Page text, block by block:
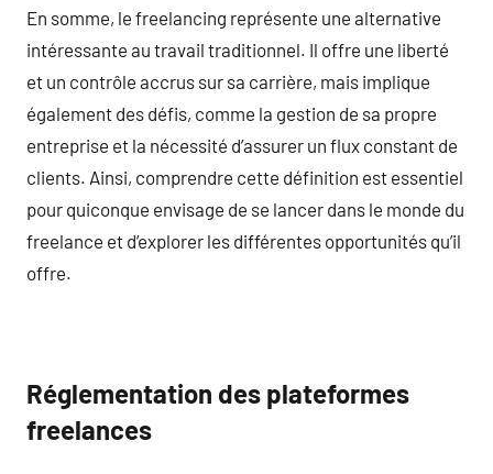
En somme, le freelancing représente une alternative
intéressante au travail traditionnel. Il offre une liberté
et un contrôle accrus sur sa carrière, mais implique
également des défis, comme la gestion de sa propre
entreprise et la nécessité d’assurer un flux constant de
clients. Ainsi, comprendre cette définition est essentiel
pour quiconque envisage de se lancer dans le monde du
freelance et d’explorer les différentes opportunités qu’il
offre.
Réglementation des plateformes
freelances